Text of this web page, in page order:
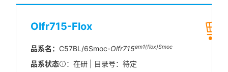
Olfr715-Flox
品系名： C57BL/6Smoc-Olfr715em1(flox)Smoc
品系状态 ：在研 | 目录号：待定